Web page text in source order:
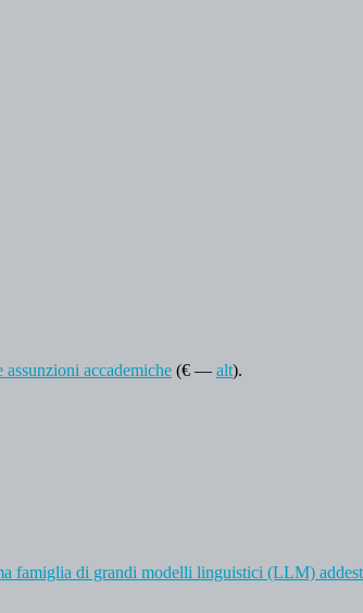
accademiche (€ — alt).
famiglia di grandi modelli linguistici (LLM)